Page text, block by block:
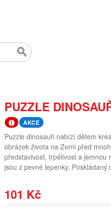
PUZZLE
AKCE
Puzzle dinosauři nabízí dětem
obrázek života na Zemi před
představivost, trpělivost a jemnou
jsou z pevné lepenky.
101 Kč